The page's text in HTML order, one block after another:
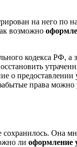
на него по
возможно
кодекса РФ, а
права
Она
ли оформление